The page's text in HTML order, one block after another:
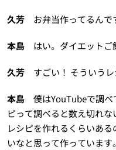
久芳お弁当作ってるんで
本島はい。ダイエットご
久芳すごい！ そういうレ
本島僕はYouTubeで調べ
ピって調べると数え切れ
レシピを作れるくらいあ
いなと思って作っています。